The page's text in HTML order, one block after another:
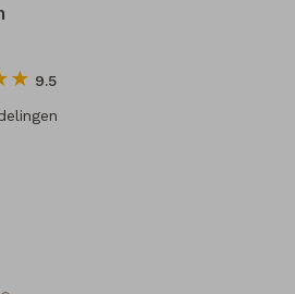
9.5